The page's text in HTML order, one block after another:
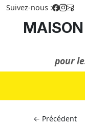
Suivez-nous :
pour
← Précédent